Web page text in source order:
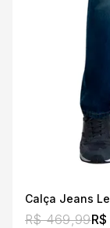
Calça Jeans
R$ 469,99